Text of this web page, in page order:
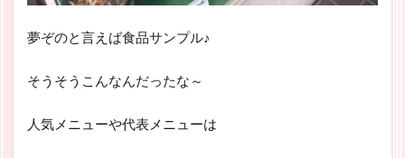
夢ぞのと言えば食品サンプル♪
そうそうこんなんだったな～
人気メニューや代表メニューは